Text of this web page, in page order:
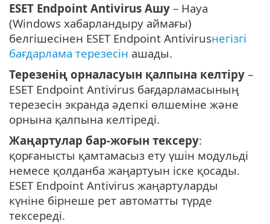
ESET Endpoint Antivirus Ашу – Науа
(Windows хабарландыру аймағы)
белгішесінен ESET Endpoint Antivirusнегізгі
бағдарлама терезесін ашады.
Терезенің орналасуын қалпына келтіру –
ESET Endpoint Antivirus бағдарламасының
терезесін экранда әдепкі өлшеміне және
орнына қалпына келтіреді.
Жаңартулар бар-жоғын тексеру:
қорғанысты қамтамасыз ету үшін модульді
немесе қолданба жаңартуын іске қосады.
ESET Endpoint Antivirus жаңартуларды
күніне бірнеше рет автоматты түрде
тексереді.